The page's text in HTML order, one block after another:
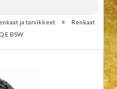
ja tarvikkeet »
Renkaat
E BSW